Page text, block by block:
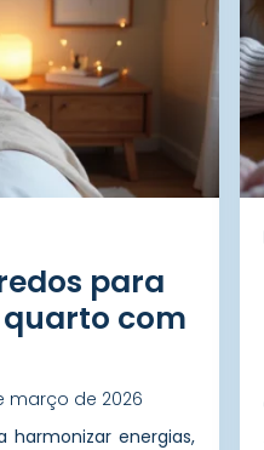
para
com
março de 2026
harmonizar energias,